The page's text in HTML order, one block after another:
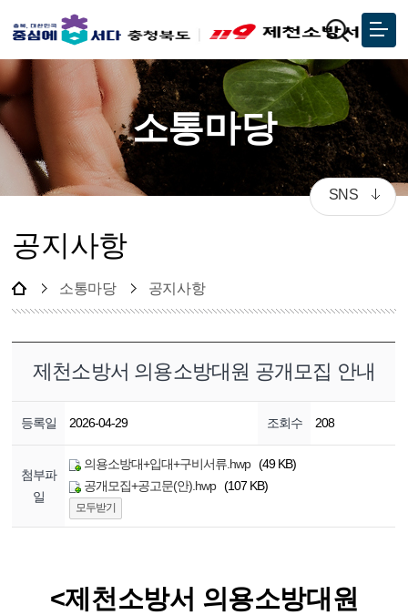
소통마당
공지사항
소통마당 공지사항
SNS
제천소방서 의용소방대원 공개모집 안내
등록일 2026-04-29 조회수 208
첨부파
일
의용소방대+입대+구비서류.hwp(49 KB)
공개모집+공고문(안).hwp(107 KB)
모두받기
<제천소방서 의용소방대원